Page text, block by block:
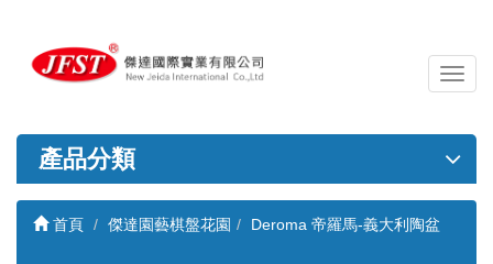
導
覽
關
產品分類
首頁 傑達園藝棋盤花園 Deroma 帝羅馬-義大利陶盆